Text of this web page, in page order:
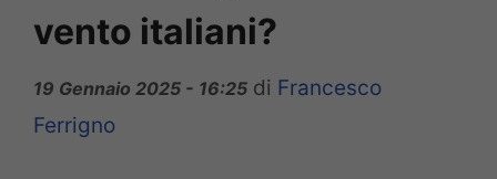
vento italiani?
19 Gennaio 2025 - 16:25 di Francesco
Ferrigno